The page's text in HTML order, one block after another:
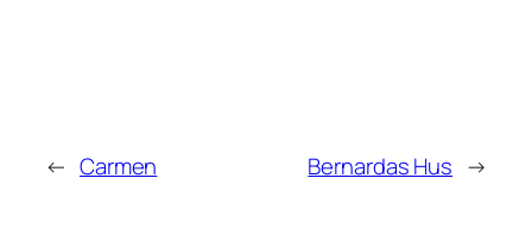
← Carmen Bernardas Hus →